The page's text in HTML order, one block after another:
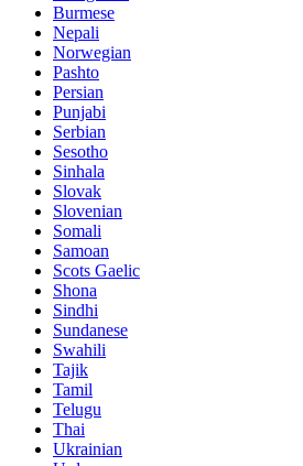
Burmese
Nepali
Norwegian
Pashto
Persian
Punjabi
Serbian
Sesotho
Sinhala
Slovak
Slovenian
Somali
Samoan
Scots Gaelic
Shona
Sindhi
Sundanese
Swahili
Tajik
Tamil
Telugu
Thai
Ukrainian